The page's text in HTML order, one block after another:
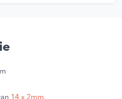
14 x 2mm